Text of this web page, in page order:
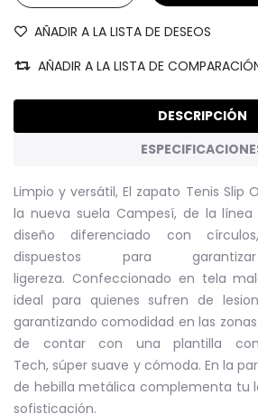
AÑADIR A LA LISTA DE DESEOS
AÑADIR A LA LISTA DE
DESCRIPCIÓN
Limpio y versátil, El zapato Tenis Slip
la nueva suela Campesí, de la
diseño diferenciado con
dispuestos para
ligereza. Confeccionado en tela
ideal para quienes sufren de
garantizando comodidad en las
de contar con una plantilla
Tech, súper suave y cómoda. En la
de hebilla metálica complementa tu
sofisticación.